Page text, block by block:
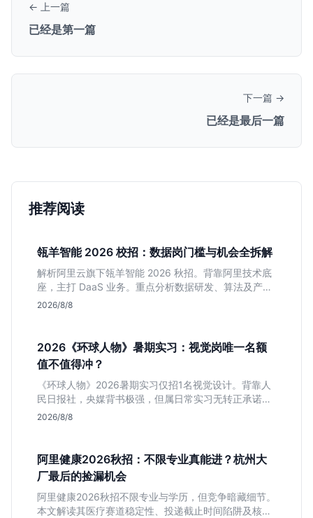
← 上一篇
已经是第一篇
下一篇 →
已经是最后一篇
推荐阅读
瓴羊智能 2026 校招：数据岗门槛与机会全拆解
解析阿里云旗下瓴羊智能 2026 秋招。背靠阿里技术底
座，主打 DaaS 业务。重点分析数据研发、算法及产品
岗的硬性要求，评估 B 端数据路线的成长曲线与抗压挑
2026/8/8
2026《环球人物》暑期实习：视觉岗唯一名额
值不值得冲？
《环球人物》2026暑期实习仅招1名视觉设计。背靠人
民日报社，央媒背书极强，但属日常实习无转正承诺。
适合追求高含金量简历、能接受严谨流程的设计生，想
2026/8/8
阿里健康2026秋招：不限专业真能进？杭州大
厂最后的捡漏机会
阿里健康2026秋招不限专业与学历，但竞争暗藏细节。
本文解读其医疗赛道稳定性、投递截止时间陷阱及核心